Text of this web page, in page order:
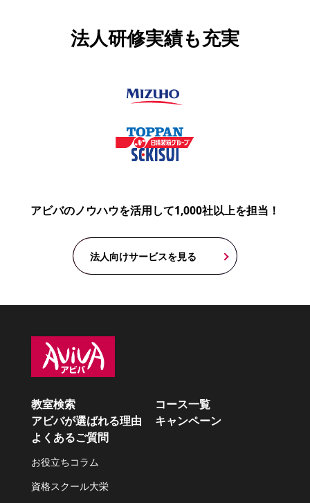
法人研修実績も充実
アビバのノウハウを活用して1,000社以上を担当！
法人向けサービスを見る
教室検索
コース一覧
アビバが選ばれる理由
キャンペーン
よくあるご質問
お役立ちコラム
資格スクール大栄